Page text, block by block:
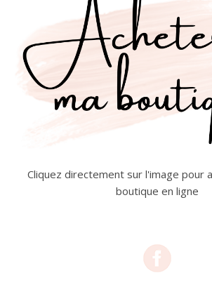
Cliquez directement sur l'image pour
boutique en ligne